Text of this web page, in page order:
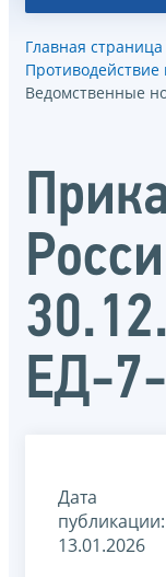
Главная страница
Противодействие
Ведомственные
ЕД-
Дата
публикации:
13.01.2026